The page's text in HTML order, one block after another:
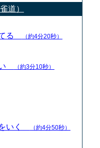
道）
る （約4分20秒）
い （約3分10秒）
いく （約4分50秒）